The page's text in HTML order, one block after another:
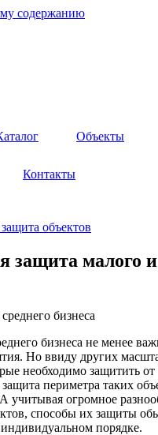
содержанию
Объекты
Контакты
объектов
защита малого и
бизнеса не менее
Но ввиду других
необходимо защитить от
периметра таких
учитывая огромное
способы их защиты
порядке.